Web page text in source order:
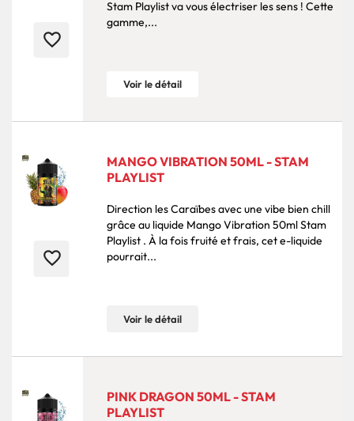
favorite_border
Stam Playlist va vous électriser les sens ! Cette
gamme,...
Voir le détail
favorite_border
MANGO VIBRATION 50ML - STAM
PLAYLIST
Direction les Caraïbes avec une vibe bien chill
grâce au liquide Mango Vibration 50ml Stam
Playlist . À la fois fruité et frais, cet e-liquide
pourrait...
Voir le détail
PINK DRAGON 50ML - STAM
PLAYLIST